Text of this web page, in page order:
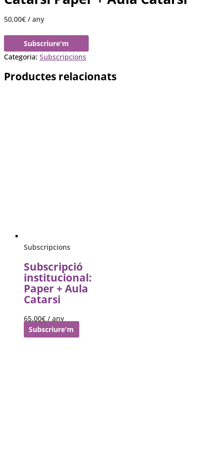
50,00€ / any
Subscriure'm
Categoria: Subscripcions
Productes relacionats
Subscripcions
Subscripció
institucional:
Paper + Aula
Catarsi
65,00€ / any
Subscriure'm